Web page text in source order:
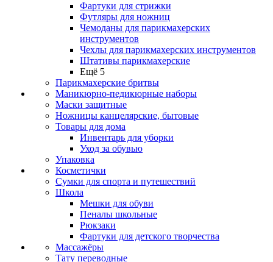
Фартуки для стрижки
Футляры для ножниц
Чемоданы для парикмахерских
инструментов
Чехлы для парикмахерских инструментов
Штативы парикмахерские
Ещё 5
Парикмахерские бритвы
Маникюрно-педикюрные наборы
Маски защитные
Ножницы канцелярские, бытовые
Товары для дома
Инвентарь для уборки
Уход за обувью
Упаковка
Косметички
Сумки для спорта и путешествий
Школа
Мешки для обуви
Пеналы школьные
Рюкзаки
Фартуки для детского творчества
Массажёры
Тату переводные